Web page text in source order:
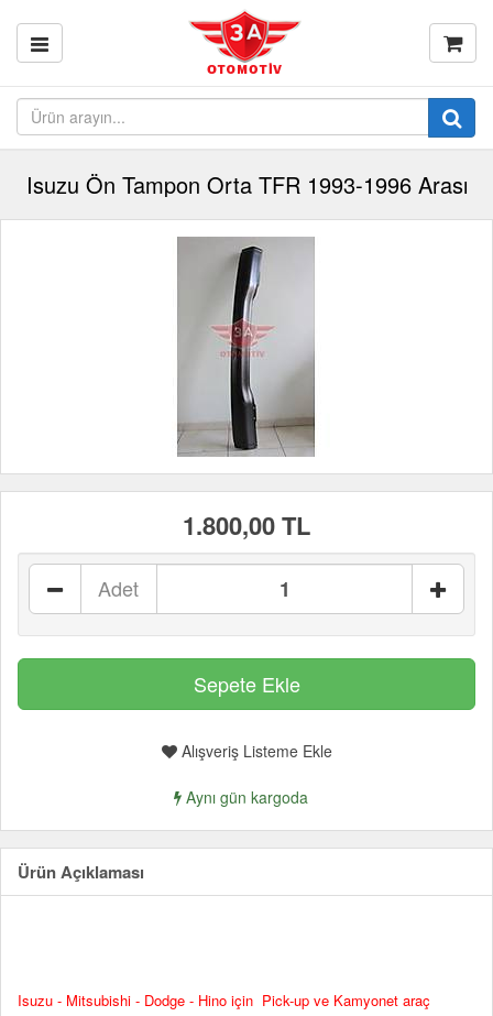
Isuzu Ön Tampon Orta TFR 1993-1996 Arası
1.800,00 TL
Adet
Alışveriş Listeme Ekle
Aynı gün kargoda
Ürün Açıklaması
Isuzu - Mitsubishi - Dodge - Hino için Pick-up ve Kamyonet araç